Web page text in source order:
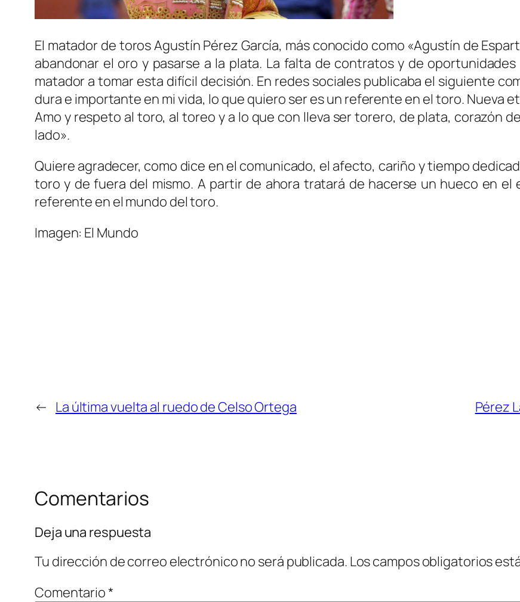
El matador de toros Agustín Pérez García, más conocido como «Agustín de
abandonar el oro y pasarse a la plata. La falta de contratos y de
matador a tomar esta difícil decisión. En redes sociales publicaba el siguiente
dura e importante en mi vida, lo que quiero ser es un referente en el toro. Nueva
Amo y respeto al toro, al toreo y a lo que con lleva ser torero, de plata, corazón
lado».
Quiere agradecer, como dice en el comunicado, el afecto, cariño y tiempo
toro y de fuera del mismo. A partir de ahora tratará de hacerse un hueco en el
referente en el mundo del toro.
Imagen: El Mundo
← La última vuelta al ruedo de Celso Ortega Pérez
Comentarios
Deja una respuesta
Tu dirección de correo electrónico no será publicada. Los campos obligatorios
Comentario*